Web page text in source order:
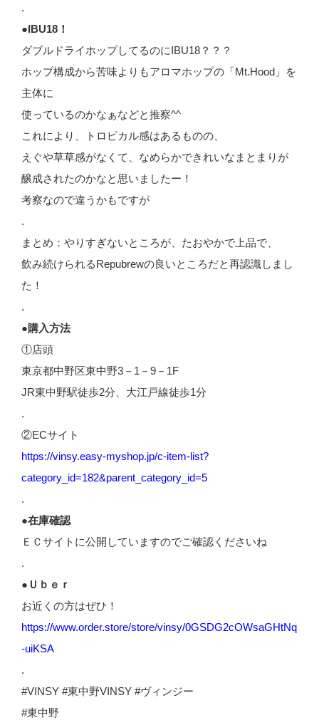
.
●IBU18！
ダブルドライホップしてるのにIBU18？？？
ホップ構成から苦味よりもアロマホップの「Mt.Hood」を
主体に
使っているのかなぁなどと推察^^
これにより、トロピカル感はあるものの、
えぐや草草感がなくて、なめらかできれいなまとまりが
醸成されたのかなと思いましたー！
考察なので違うかもですが
.
まとめ：やりすぎないところが、たおやかで上品で、
飲み続けられるRepubrewの良いところだと再認識しまし
た！
.
●購入方法
①店頭
東京都中野区東中野3－1－9－1F
JR東中野駅徒歩2分、大江戸線徒歩1分
.
②ECサイト
https://vinsy.easy-myshop.jp/c-item-list?
category_id=182&parent_category_id=5
.
●在庫確認
ＥＣサイトに公開していますのでご確認くださいね
.
●Ｕｂｅｒ
お近くの方はぜひ！
https://www.order.store/store/vinsy/0GSDG2cOWsaGHtNq
-uiKSA
.
#VINSY #東中野VINSY #ヴィンジー
#東中野